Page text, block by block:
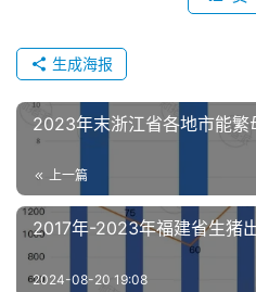
讯
闻
分
析
报
告
生成海报
2023年末浙江省各地市能繁
上一篇
2017年-2023年福建省生猪
2024-08-20 19:08